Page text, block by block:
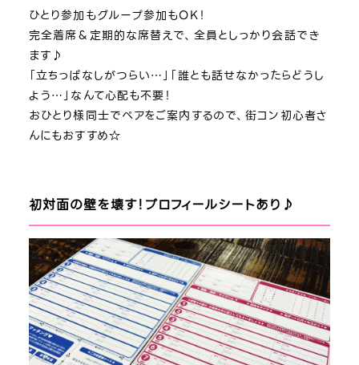
ひとり参加もグループ参加もOK！
完全着席＆定期的な席替えで、全員としっかり会話でき
ます♪
「立ちっぱなしがつらい…」「誰とも話せなかったらどうし
よう…」なんて心配も不要！
おひとり様同士でペアをご案内するので、街コン初心者さ
んにもおすすめ☆
初対面の壁を壊す！プロフィールシートあり♪